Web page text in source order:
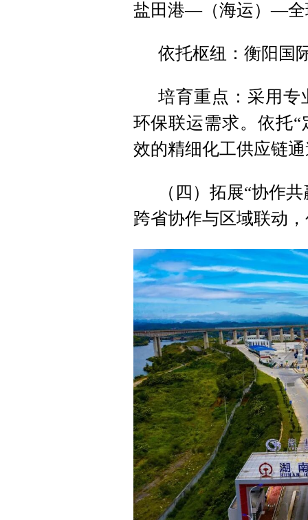
盐田港—（海运）—全
依托枢纽：衡阳国
培育重点：采用专
环保联运需求。依托
效的精细化工供应链
（四）拓展“协作
跨省协作与区域联动